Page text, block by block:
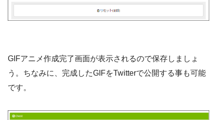
GIFアニメ作成完了画面が表示されるので保存しましょ
う。ちなみに、完成したGIFをTwitterで公開する事も可能
です。